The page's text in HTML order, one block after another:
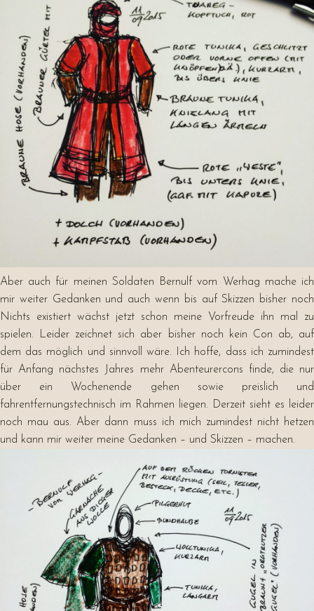
Aber auch für meinen Soldaten Bernulf vom Werhag mache ich
mir weiter Gedanken und auch wenn bis auf Skizzen bisher noch
Nichts existiert wächst jetzt schon meine Vorfreude ihn mal zu
spielen. Leider zeichnet sich aber bisher noch kein Con ab, auf
dem das möglich und sinnvoll wäre. Ich hoffe, dass ich zumindest
für Anfang nächstes Jahres mehr Abenteurercons finde, die nur
über ein Wochenende gehen sowie preislich und
fahrentfernungstechnisch im Rahmen liegen. Derzeit sieht es leider
noch mau aus. Aber dann muss ich mich zumindest nicht hetzen
und kann mir weiter meine Gedanken – und Skizzen – machen.